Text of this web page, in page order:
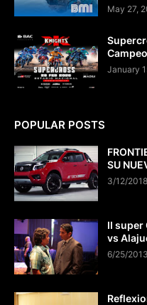
May 27,
January
POPULAR POSTS
SU
3/12/2018
II super
vs
6/25/2013